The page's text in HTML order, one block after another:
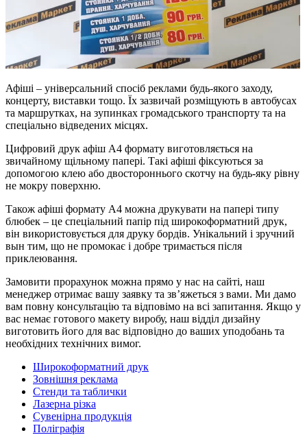
Афіші – універсальний спосіб реклами будь-якого заходу,
концерту, виставки тощо. Їх зазвичай розміщують в автобусах
та маршрутках, на зупинках громадського транспорту та на
спеціально відведених місцях.
Цифровий друк афіш А4 формату виготовляється на
звичайному щільному папері. Такі афіші фіксуються за
допомогою клею або двостороннього скотчу на будь-яку рівну
не мокру поверхню.
Також афіші формату А4 можна друкувати на папері типу
блюбек – це спеціальний папір під широкоформатний друк,
він використовується для друку бордів. Унікальний і зручний
вын тим, що не промокає і добре тримається після
приклеювання.
Замовити прорахунок можна прямо у нас на сайті, наш
менеджер отримає вашу заявку та зв’яжеться з вами. Ми дамо
вам повну консультацію та відповімо на всі запитання. Якщо у
вас немає готового макету виробу, наш відділ дизайну
виготовить його для вас відповідно до ваших уподобань та
необхідних технічних вимог.
Широкоформатний друк
Зовнішня реклама
Стенди та таблички
Лазерна різка
Сувенірна продукція
Поліграфія